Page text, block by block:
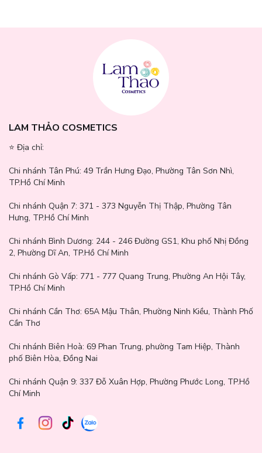
LAM THẢO COSMETICS
⭐️ Địa chỉ:
Chi nhánh Tân Phú: 49 Trần Hưng Đạo, Phường Tân Sơn Nhì,
TP.Hồ Chí Minh
Chi nhánh Quận 7: 371 - 373 Nguyễn Thị Thập, Phường Tân
Hưng, TP.Hồ Chí Minh
Chi nhánh Bình Dương: 244 - 246 Đường GS1, Khu phố Nhị Đồng
2, Phường Dĩ An, TP.Hồ Chí Minh
Chi nhánh Gò Vấp: 771 - 777 Quang Trung, Phường An Hội Tây,
TP.Hồ Chí Minh
Chi nhánh Cần Thơ: 65A Mậu Thân, Phường Ninh Kiều, Thành Phố
Cần Thơ
Chi nhánh Biên Hoà: 69 Phan Trung, phường Tam Hiệp, Thành
phố Biên Hòa, Đồng Nai
Chi nhánh Quận 9: 337 Đỗ Xuân Hợp, Phường Phước Long, TP.Hồ
Chí Minh